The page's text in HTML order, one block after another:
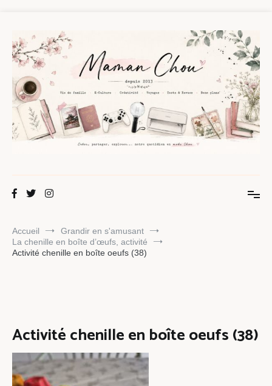
contenu
Maman Chou
Accueil
Grandir en s'amusant
La chenille en boîte d’œufs, activité
Activité chenille en boîte oeufs (38)
Activité chenille en boîte oeufs (38)